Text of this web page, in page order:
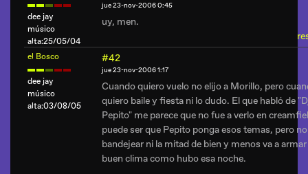
dee jay
músico
alta:25/05/04
jue 23-nov-2006 0:45
uy, men.
el Bosco
dee jay
músico
alta:03/08/05
#42
jue 23-nov-2006 1:17
Cuando quiero vuelo no elijo a Morillo, pero
quiero baile y fiesta ni lo dudo. El que habló de
Pepito" me parece que no fue a verlo en
puede ser que Pepito ponga esos temas, pero no
bandejear ni la mitad de bien y menos va a
buen clima como hubo esa noche.